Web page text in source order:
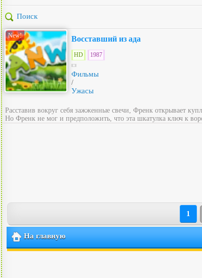
Поиск
New! Восставший из ада
HD 1987
Фильмы
/
Ужасы
Расставив вокруг себя зажженные свечи, Френк открывает
Но Френк не мог и предположить, что эта шкатулка ключ к
1
На главную